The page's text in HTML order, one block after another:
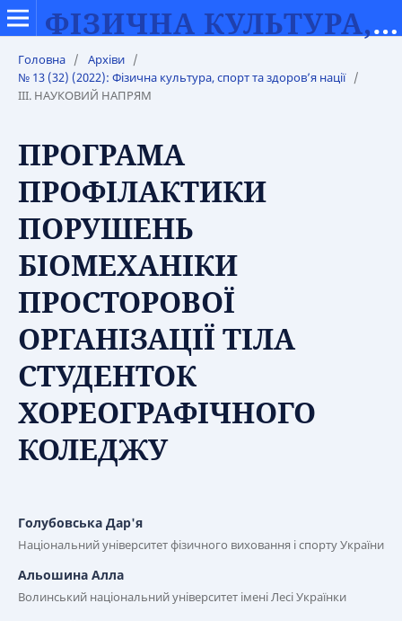
ФІЗИЧНА КУЛЬТУРА, СПОРТ ТА ЗДОРОВ’Я НАЦІЇ
Головна / Архіви /
№ 13 (32) (2022): Фізична культура, спорт та здоров’я нації /
ІІІ. НАУКОВИЙ НАПРЯМ
ПРОГРАМА
ПРОФІЛАКТИКИ
ПОРУШЕНЬ
БІОМЕХАНІКИ
ПРОСТОРОВОЇ
ОРГАНІЗАЦІЇ ТІЛА
СТУДЕНТОК
ХОРЕОГРАФІЧНОГО
КОЛЕДЖУ
Голубовська Дар'я
Національний університет фізичного виховання і спорту України
Альошина Алла
Волинський національний університет імені Лесі Українки